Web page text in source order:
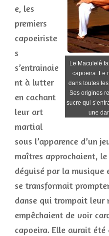
Le Maculelê
capoeira. Le
dans toutes
Ses origines
sucre qui
une
e, les
premiers
capoeiriste
s
s’entrainaie
nt à lutter
en cachant
leur art
martial
sous l’apparence d’un
maîtres approchaient,
déguisé par la musique
se transformait
danse qui trompait leur
empêchaient de voir
capoeira. Elle aurait